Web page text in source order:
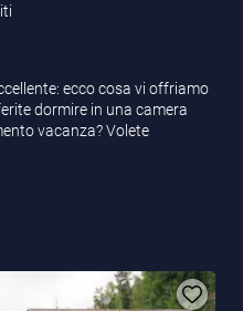
ecco cosa vi offriamo
dormire in una camera
vacanza? Volete